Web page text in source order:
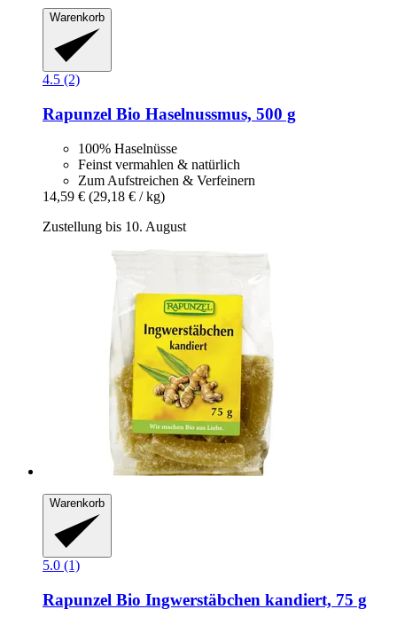
Warenkorb
4.5 (2)
Rapunzel Bio Haselnussmus, 500 g
100% Haselnüsse
Feinst vermahlen & natürlich
Zum Aufstreichen & Verfeinern
14,59 € (29,18 € / kg)
Zustellung bis 10. August
Warenkorb
5.0 (1)
Rapunzel Bio Ingwerstäbchen kandiert, 75 g